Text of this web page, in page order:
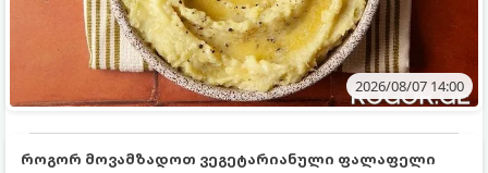
2026/08/07 14:00
როგორ მოვამზადოთ ვეგეტარიანული ფალაფელი